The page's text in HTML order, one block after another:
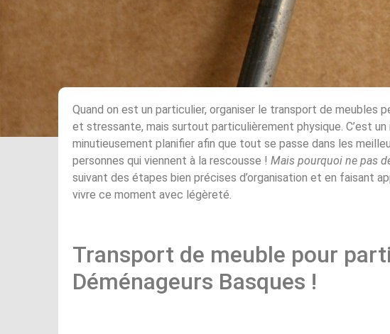
Quand on est un particulier, organiser le transport de meubles
et stressante, mais surtout particulièrement physique. C’est
minutieusement planifier afin que tout se passe dans les
personnes qui viennent à la rescousse ! Mais pourquoi ne pas
suivant des étapes bien précises d’organisation et en faisant
vivre ce moment avec légèreté.
Transport de meuble pour
Déménageurs Basques !